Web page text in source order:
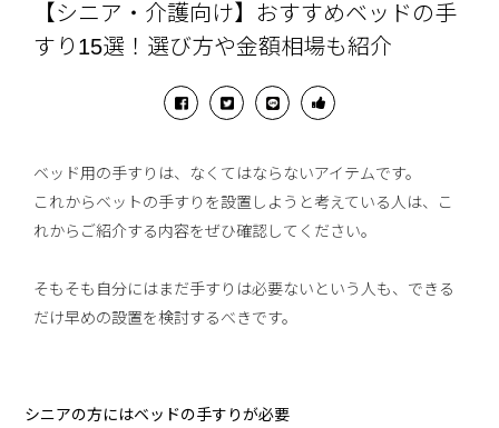
【シニア・介護向け】おすすめベッドの手
すり15選！選び方や金額相場も紹介
ベッド用の手すりは、なくてはならないアイテムです。
これからベットの手すりを設置しようと考えている人は、こ
れからご紹介する内容をぜひ確認してください。
そもそも自分にはまだ手すりは必要ないという人も、できる
だけ早めの設置を検討するべきです。
シニアの方にはベッドの手すりが必要